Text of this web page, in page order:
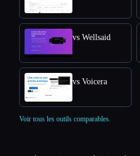
vs Wellsaid
vs Voicera
Voir tous les outils comparables.